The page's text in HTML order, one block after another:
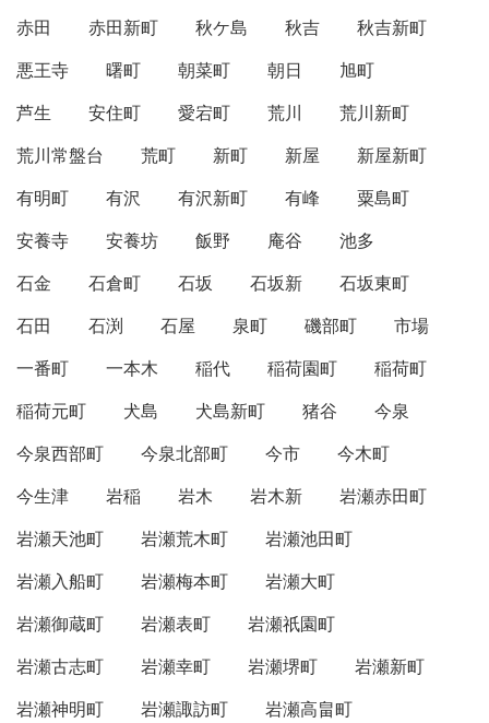
赤田
赤田新町 秋ケ島 秋吉
秋吉新町
悪王寺
曙町 朝菜町 朝日
旭町
芦生
安住町 愛宕町 荒川
荒川新町
荒川常盤台
荒町 新町 新屋
新屋新町
有明町
有沢 有沢新町 有峰
粟島町
安養寺
安養坊 飯野 庵谷
池多
石金
石倉町 石坂 石坂新
石坂東町
石田
石渕 石屋 泉町 磯部町
市場
一番町
一本木 稲代 稲荷園町
稲荷町
稲荷元町
犬島 犬島新町 猪谷
今泉
今泉西部町
今泉北部町 今市
今木町
今生津
岩稲 岩木 岩木新
岩瀬赤田町
岩瀬天池町
岩瀬荒木町
岩瀬池田町
岩瀬入船町
岩瀬梅本町
岩瀬大町
岩瀬御蔵町
岩瀬表町
岩瀬祇園町
岩瀬古志町
岩瀬幸町 岩瀬堺町
岩瀬新町
岩瀬神明町
岩瀬諏訪町
岩瀬高畠町